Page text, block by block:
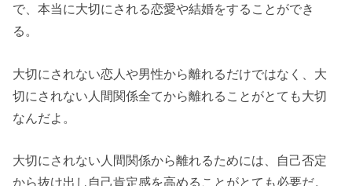
で、本当に大切にされる恋愛や結婚をすることができ
る。
大切にされない恋人や男性から離れるだけではなく、大
切にされない人間関係全てから離れることがとても大切
なんだよ。
大切にされない人間関係から離れるためには、自己否定
から抜け出し自己肯定感を高めることがとても必要だ。